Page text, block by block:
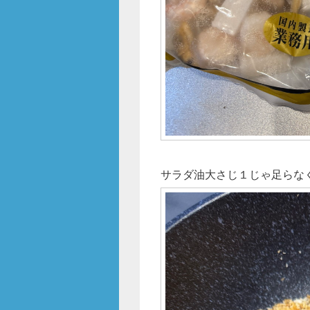
サラダ油大さじ１じゃ足らな